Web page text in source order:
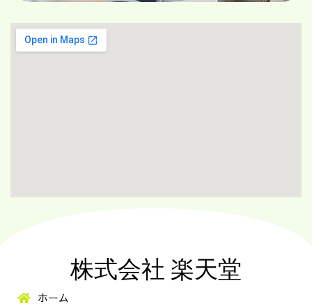
株式会社 楽天堂
ホーム